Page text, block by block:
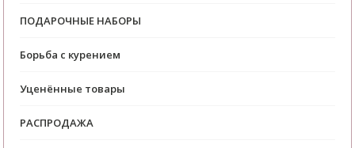
ПОДАРОЧНЫЕ НАБОРЫ
Борьба с курением
Уценённые товары
РАСПРОДАЖА